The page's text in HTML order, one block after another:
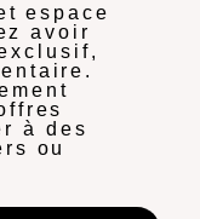
espace
avoir
à des
ou